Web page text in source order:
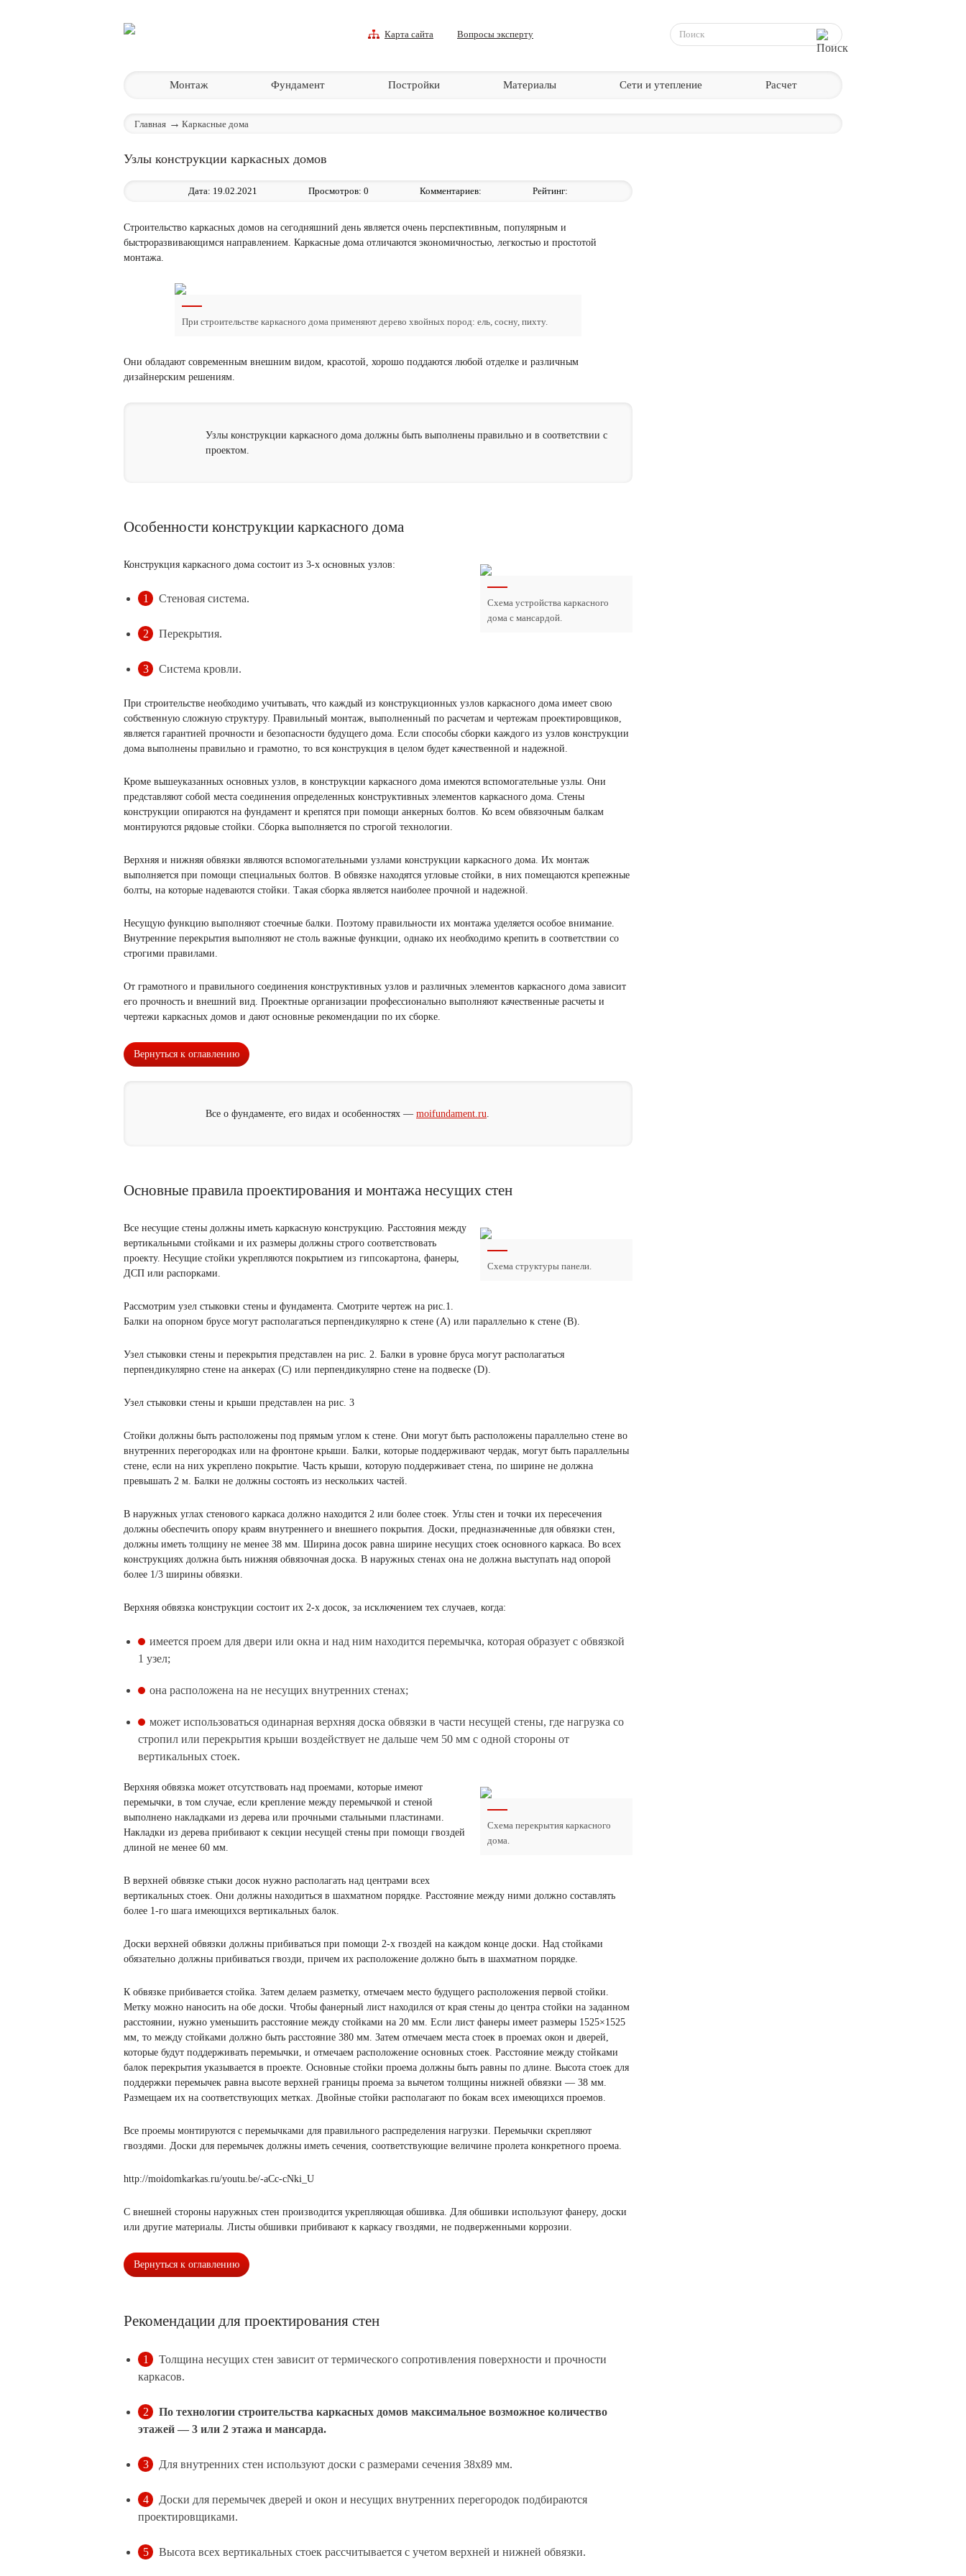
Карта сайта Вопросы эксперту
Монтаж Фундамент Постройки Материалы Сети и утепление Расчет
Главная Каркасные дома
Узлы конструкции каркасных домов
Дата: 19.02.2021 Просмотров: 0 Комментариев: Рейтинг:
Строительство каркасных домов на сегодняшний день является очень перспективным, популярным и
быстроразвивающимся направлением. Каркасные дома отличаются экономичностью, легкостью и простотой
монтажа.
При строительстве каркасного дома применяют дерево хвойных пород: ель, сосну, пихту.
Они обладают современным внешним видом, красотой, хорошо поддаются любой отделке и различным
дизайнерским решениям.
Узлы конструкции каркасного дома должны быть выполнены правильно и в соответствии с
проектом.
Особенности конструкции каркасного дома
Схема устройства каркасного
дома с мансардой.
Конструкция каркасного дома состоит из 3-х основных узлов:
Стеновая система.
Перекрытия.
Система кровли.
При строительстве необходимо учитывать, что каждый из конструкционных узлов каркасного дома имеет свою
собственную сложную структуру. Правильный монтаж, выполненный по расчетам и чертежам проектировщиков,
является гарантией прочности и безопасности будущего дома. Если способы сборки каждого из узлов конструкции
дома выполнены правильно и грамотно, то вся конструкция в целом будет качественной и надежной.
Кроме вышеуказанных основных узлов, в конструкции каркасного дома имеются вспомогательные узлы. Они
представляют собой места соединения определенных конструктивных элементов каркасного дома. Стены
конструкции опираются на фундамент и крепятся при помощи анкерных болтов. Ко всем обвязочным балкам
монтируются рядовые стойки. Сборка выполняется по строгой технологии.
Верхняя и нижняя обвязки являются вспомогательными узлами конструкции каркасного дома. Их монтаж
выполняется при помощи специальных болтов. В обвязке находятся угловые стойки, в них помещаются крепежные
болты, на которые надеваются стойки. Такая сборка является наиболее прочной и надежной.
Несущую функцию выполняют стоечные балки. Поэтому правильности их монтажа уделяется особое внимание.
Внутренние перекрытия выполняют не столь важные функции, однако их необходимо крепить в соответствии со
строгими правилами.
От грамотного и правильного соединения конструктивных узлов и различных элементов каркасного дома зависит
его прочность и внешний вид. Проектные организации профессионально выполняют качественные расчеты и
чертежи каркасных домов и дают основные рекомендации по их сборке.
Вернуться к оглавлению
Все о фундаменте, его видах и особенностях — moifundament.ru.
Основные правила проектирования и монтажа несущих стен
Схема структуры панели.
Все несущие стены должны иметь каркасную конструкцию. Расстояния между
вертикальными стойками и их размеры должны строго соответствовать
проекту. Несущие стойки укрепляются покрытием из гипсокартона, фанеры,
ДСП или распорками.
Рассмотрим узел стыковки стены и фундамента. Смотрите чертеж на рис.1.
Балки на опорном брусе могут располагаться перпендикулярно к стене (A) или параллельно к стене (B).
Узел стыковки стены и перекрытия представлен на рис. 2. Балки в уровне бруса могут располагаться
перпендикулярно стене на анкерах (C) или перпендикулярно стене на подвеске (D).
Узел стыковки стены и крыши представлен на рис. 3
Стойки должны быть расположены под прямым углом к стене. Они могут быть расположены параллельно стене во
внутренних перегородках или на фронтоне крыши. Балки, которые поддерживают чердак, могут быть параллельны
стене, если на них укреплено покрытие. Часть крыши, которую поддерживает стена, по ширине не должна
превышать 2 м. Балки не должны состоять из нескольких частей.
В наружных углах стенового каркаса должно находится 2 или более стоек. Углы стен и точки их пересечения
должны обеспечить опору краям внутреннего и внешнего покрытия. Доски, предназначенные для обвязки стен,
должны иметь толщину не менее 38 мм. Ширина досок равна ширине несущих стоек основного каркаса. Во всех
конструкциях должна быть нижняя обвязочная доска. В наружных стенах она не должна выступать над опорой
более 1/3 ширины обвязки.
Верхняя обвязка конструкции состоит их 2-х досок, за исключением тех случаев, когда:
имеется проем для двери или окна и над ним находится перемычка, которая образует с обвязкой
1 узел;
она расположена на не несущих внутренних стенах;
может использоваться одинарная верхняя доска обвязки в части несущей стены, где нагрузка со
стропил или перекрытия крыши воздействует не дальше чем 50 мм с одной стороны от
вертикальных стоек.
Схема перекрытия каркасного
дома.
Верхняя обвязка может отсутствовать над проемами, которые имеют
перемычки, в том случае, если крепление между перемычкой и стеной
выполнено накладками из дерева или прочными стальными пластинами.
Накладки из дерева прибивают к секции несущей стены при помощи гвоздей
длиной не менее 60 мм.
В верхней обвязке стыки досок нужно располагать над центрами всех
вертикальных стоек. Они должны находиться в шахматном порядке. Расстояние между ними должно составлять
более 1-го шага имеющихся вертикальных балок.
Доски верхней обвязки должны прибиваться при помощи 2-х гвоздей на каждом конце доски. Над стойками
обязательно должны прибиваться гвозди, причем их расположение должно быть в шахматном порядке.
К обвязке прибивается стойка. Затем делаем разметку, отмечаем место будущего расположения первой стойки.
Метку можно наносить на обе доски. Чтобы фанерный лист находился от края стены до центра стойки на заданном
расстоянии, нужно уменьшить расстояние между стойками на 20 мм. Если лист фанеры имеет размеры 1525×1525
мм, то между стойками должно быть расстояние 380 мм. Затем отмечаем места стоек в проемах окон и дверей,
которые будут поддерживать перемычки, и отмечаем расположение основных стоек. Расстояние между стойками
балок перекрытия указывается в проекте. Основные стойки проема должны быть равны по длине. Высота стоек для
поддержки перемычек равна высоте верхней границы проема за вычетом толщины нижней обвязки — 38 мм.
Размещаем их на соответствующих метках. Двойные стойки располагают по бокам всех имеющихся проемов.
Все проемы монтируются с перемычками для правильного распределения нагрузки. Перемычки скрепляют
гвоздями. Доски для перемычек должны иметь сечения, соответствующие величине пролета конкретного проема.
http://moidomkarkas.ru/youtu.be/-aCc-cNki_U
С внешней стороны наружных стен производится укрепляющая обшивка. Для обшивки используют фанеру, доски
или другие материалы. Листы обшивки прибивают к каркасу гвоздями, не подверженными коррозии.
Вернуться к оглавлению
Рекомендации для проектирования стен
Толщина несущих стен зависит от термического сопротивления поверхности и прочности
каркасов.
По технологии строительства каркасных домов максимальное возможное количество
этажей — 3 или 2 этажа и мансарда.
Для внутренних стен используют доски с размерами сечения 38х89 мм.
Доски для перемычек дверей и окон и несущих внутренних перегородок подбираются
проектировщиками.
Высота всех вертикальных стоек рассчитывается с учетом верхней и нижней обвязки.